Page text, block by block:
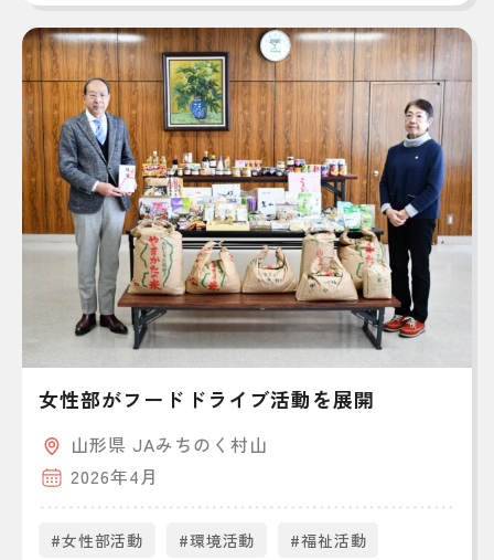
女性部がフードドライブ活動を展開
山形県 JAみちのく村山
2026年4月
#女性部活動 #環境活動 #福祉活動